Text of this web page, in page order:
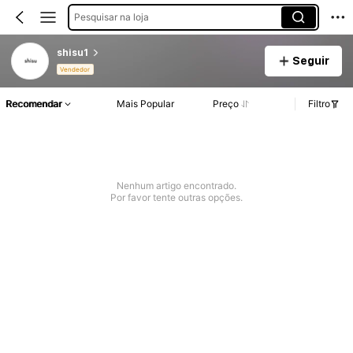
Pesquisar na loja
shisu1
Vendedor
Seguir
Recomendar Mais Popular Preço Filtro
Nenhum artigo encontrado.
Por favor tente outras opções.